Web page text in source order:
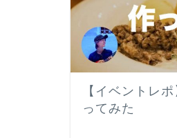
【イベントレ
ってみた